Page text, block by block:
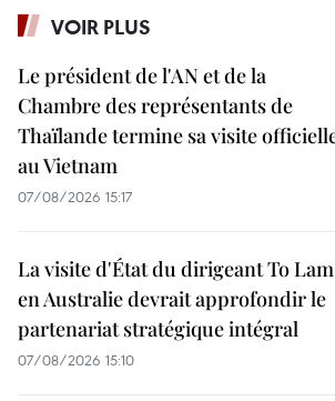
VOIR PLUS
Le président de l'AN et de la
Chambre des représentants de
Thaïlande termine sa visite
au Vietnam
07/08/2026 15:17
La visite d'État du dirigeant To Lam
en Australie devrait approfondir le
partenariat stratégique intégral
07/08/2026 15:10